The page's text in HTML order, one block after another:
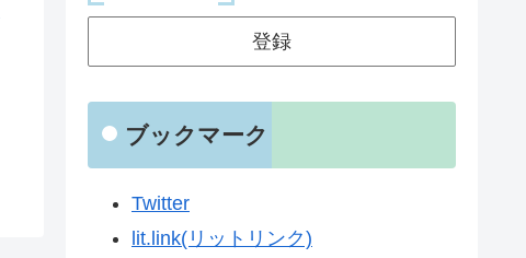
登録
ブックマーク
Twitter
lit.link(リットリンク)